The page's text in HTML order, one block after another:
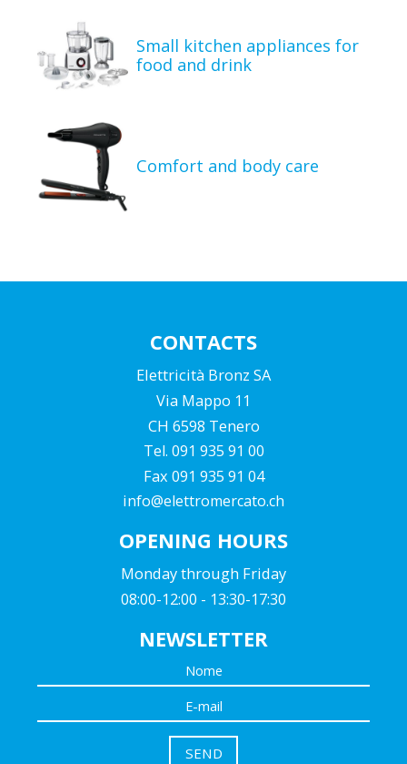
Small kitchen appliances for
food and drink
Comfort and body care
CONTACTS
Elettricità Bronz SA
Via Mappo 11
CH 6598 Tenero
Tel. 091 935 91 00
Fax 091 935 91 04
info@elettromercato.ch
OPENING HOURS
Monday through Friday
08:00-12:00 - 13:30-17:30
NEWSLETTER